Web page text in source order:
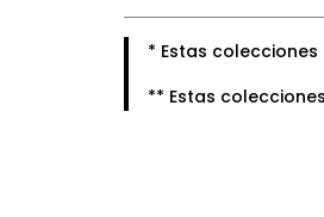
* Estas
** Estas